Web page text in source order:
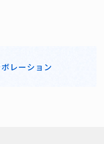
レーション